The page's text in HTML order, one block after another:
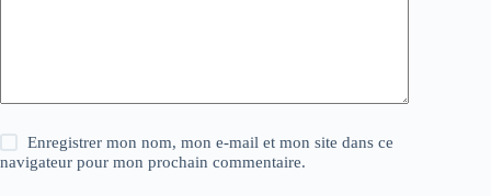
Enregistrer mon nom, mon e-mail et mon site dans ce
navigateur pour mon prochain commentaire.